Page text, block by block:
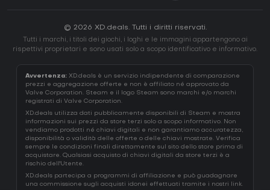
© 2026 XD.deals. Tutti i diritti riservati.
Tutti i marchi, i titoli dei giochi, i loghi e le immagini appartengono ai
rispettivi proprietari e sono usati solo a scopo identificativo e informativo.
Avvertenza: XD.deals è un servizio indipendente di comparazione
prezzi e aggregazione offerte e non è affiliato né approvato da
Valve Corporation. Steam e il logo Steam sono marchi e/o marchi
registrati di Valve Corporation.
XD.deals utilizza dati pubblicamente disponibili di Steam e mostra
informazioni sui prezzi da store terzi solo a scopo informativo. Non
vendiamo prodotti né chiavi digitali e non garantiamo accuratezza,
disponibilità o validità delle offerte o delle chiavi mostrate. Verifica
sempre le condizioni finali direttamente sul sito dello store prima di
acquistare. Qualsiasi acquisto di chiavi digitali da store terzi è a
rischio dell'Utente.
XD.deals partecipa a programmi di affiliazione e può guadagnare
una commissione sugli acquisti idonei effettuati tramite i nostri link.